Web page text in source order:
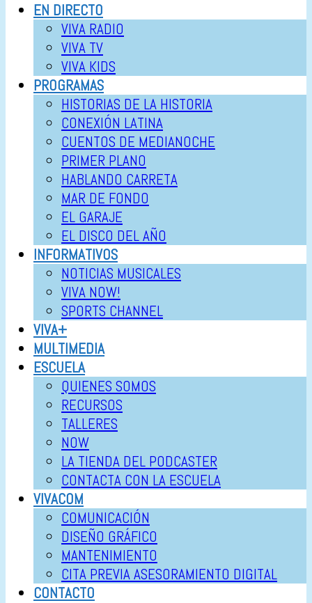
EN DIRECTO
VIVA RADIO
VIVA TV
VIVA KIDS
PROGRAMAS
HISTORIAS DE LA HISTORIA
CONEXIÓN LATINA
CUENTOS DE MEDIANOCHE
PRIMER PLANO
HABLANDO CARRETA
MAR DE FONDO
EL GARAJE
EL DISCO DEL AÑO
INFORMATIVOS
NOTICIAS MUSICALES
VIVA NOW!
SPORTS CHANNEL
VIVA+
MULTIMEDIA
ESCUELA
QUIENES SOMOS
RECURSOS
TALLERES
NOW
LA TIENDA DEL PODCASTER
CONTACTA CON LA ESCUELA
VIVACOM
COMUNICACIÓN
DISEÑO GRÁFICO
MANTENIMIENTO
CITA PREVIA ASESORAMIENTO DIGITAL
CONTACTO